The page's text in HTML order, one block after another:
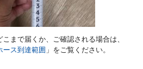
まで届くか、ご確認される場合は、
ース到達範囲 」をご覧ください。